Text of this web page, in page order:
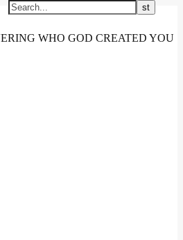
WHO GOD CREATED YOU